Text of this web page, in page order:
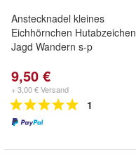
Anstecknadel kleines
Eichhörnchen Hutabzeichen
Jagd Wandern s-p
9,50 €
+ 3,00 € Versand
1